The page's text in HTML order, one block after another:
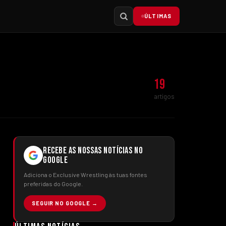
ÚLTIMAS
19
artigos
RECEBE AS NOSSAS NOTÍCIAS NO
GOOGLE
Adiciona o Exclusive Wrestling às tuas fontes
preferidas do Google.
SEGUIR NO GOOGLE →